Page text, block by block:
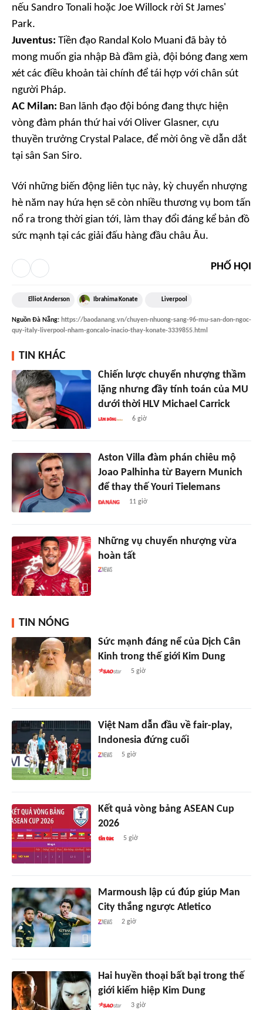
nếu Sandro Tonali hoặc Joe Willock rời St James'
Park.
Juventus: Tiền đạo Randal Kolo Muani đã bày tỏ
mong muốn gia nhập Bà đầm già, đội bóng đang xem
xét các điều khoản tài chính để tái hợp với chân sút
người Pháp.
AC Milan: Ban lãnh đạo đội bóng đang thực hiện
vòng đàm phán thứ hai với Oliver Glasner, cựu
thuyền trưởng Crystal Palace, để mời ông về dẫn dắt
tại sân San Siro.
Với những biến động liên tục này, kỳ chuyển nhượng
hè năm nay hứa hẹn sẽ còn nhiều thương vụ bom tấn
nổ ra trong thời gian tới, làm thay đổi đáng kể bản đồ
sức mạnh tại các giải đấu hàng đầu châu Âu.
PHỐ HỘI
Elliot Anderson Ibrahima Konate Liverpool
Nguồn Đà Nẵng: https://baodanang.vn/chuyen-nhuong-sang-96-mu-san-don-ngoc-
quy-italy-liverpool-nham-goncalo-inacio-thay-konate-3339855.html
TIN KHÁC
Chiến lược chuyển nhượng thầm
lặng nhưng đầy tính toán của MU
dưới thời HLV Michael Carrick
6 giờ
Aston Villa đàm phán chiêu mộ
Joao Palhinha từ Bayern Munich
để thay thế Youri Tielemans
11 giờ
Những vụ chuyển nhượng vừa
hoàn tất
TIN NÓNG
Sức mạnh đáng nể của Dịch Cân
Kinh trong thế giới Kim Dung
5 giờ
Việt Nam dẫn đầu về fair-play,
Indonesia đứng cuối
5 giờ
Kết quả vòng bảng ASEAN Cup
2026
5 giờ
Marmoush lập cú đúp giúp Man
City thắng ngược Atletico
2 giờ
Hai huyền thoại bất bại trong thế
giới kiếm hiệp Kim Dung
3 giờ